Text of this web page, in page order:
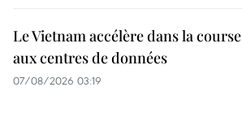
Le Vietnam accélère dans la course
aux centres de données
07/08/2026 03:19